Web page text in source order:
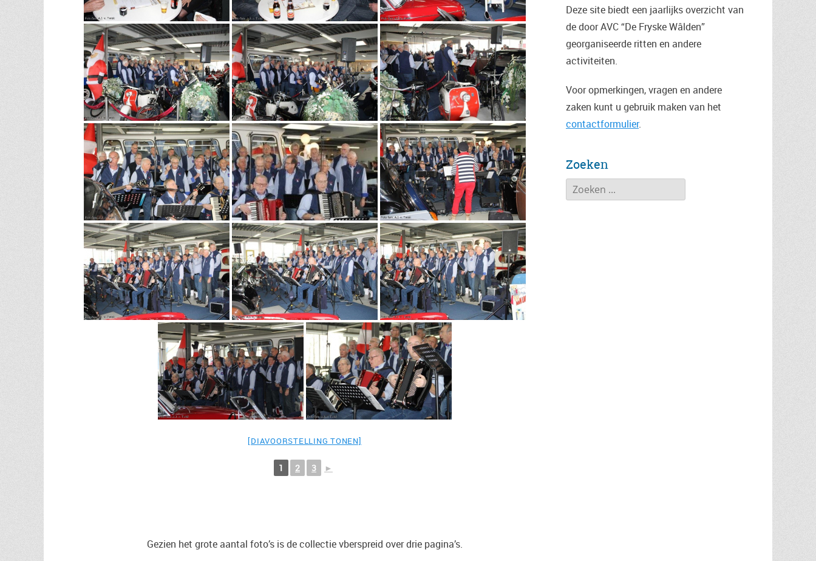
[DIAVOORSTELLING TONEN]
1 2 3 ►
Gezien het grote aantal foto’s is de collectie vberspreid over drie pagina’s.
Deze site biedt een jaarlijks overzicht van
de door AVC “De Fryske Wâlden”
georganiseerde ritten en andere
activiteiten.
Voor opmerkingen, vragen en andere
zaken kunt u gebruik maken van het
contactformulier.
Zoeken
Zoeken
naar: